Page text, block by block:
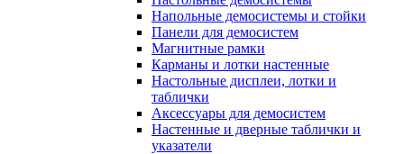
Напольные демосистемы и стойки
Панели для демосистем
Магнитные рамки
Карманы и лотки настенные
Настольные дисплеи, лотки и
таблички
Аксессуары для демосистем
Настенные и дверные таблички и
указатели